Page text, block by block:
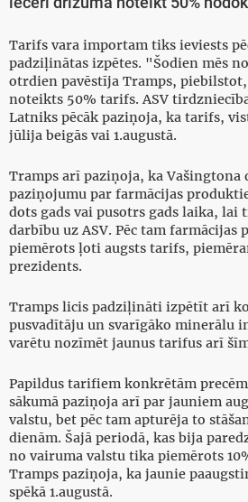
Tarifs vara importam tiks ieviests
padziļinātas izpētes. "Šodien mēs
otrdien pavēstīja Tramps,
noteikts 50% tarifs. ASV
Latniks pēcāk paziņoja, ka tarifs,
jūlija beigās vai 1.augustā.
Tramps arī paziņoja, ka Vašingtona
paziņojumu par farmācijas
dots gads vai pusotrs gads laika, lai
darbību uz ASV. Pēc tam farmācijas
piemērots ļoti augsts tarifs,
prezidents.
Tramps licis padziļināti izpētīt arī
pusvadītāju un svarīgāko minerālu
varētu nozīmēt jaunus tarifus arī
Papildus tarifiem konkrētām
sākumā paziņoja arī par jauniem
valstu, bet pēc tam apturēja to
dienām. Šajā periodā, kas bija
no vairuma valstu tika piemērots
Tramps paziņoja, ka jaunie
spēkā 1.augustā.